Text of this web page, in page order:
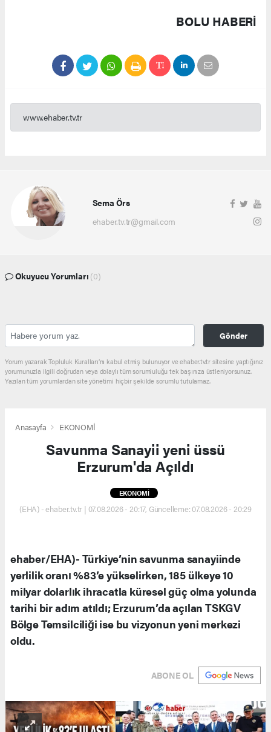
BOLU HABERİ
www.ehaber.tv.tr
Sema Örs
ehaber.tv.tr@gmail.com
Okuyucu Yorumları (0)
Gönder
Yorum yazarak Topluluk Kuralları’nı kabul etmiş bulunuyor ve ehaber.tv.tr sitesine yaptığınız
yorumunuzla ilgili doğrudan veya dolaylı tüm sorumluluğu tek başınıza üstleniyorsunuz.
Yazılan tüm yorumlardan site yönetimi hiçbir şekilde sorumlu tutulamaz.
Anasayfa EKONOMİ
Savunma Sanayii yeni üssü
Erzurum'da Açıldı
EKONOMİ
(EHA) - ehaber.tv.tr | 07.08.2026 - 20:17, Güncelleme: 07.08.2026 - 20:29
ehaber/EHA)- Türkiye’nin savunma sanayiinde
yerlilik oranı %83’e yükselirken, 185 ülkeye 10
milyar dolarlık ihracatla küresel güç olma yolunda
tarihi bir adım atıldı; Erzurum’da açılan TSKGV
Bölge Temsilciliği ise bu vizyonun yeni merkezi
oldu.
ABONE OL